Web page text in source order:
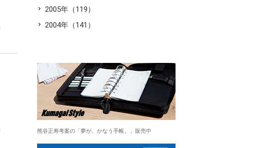
2005年（119）
2004年（141）
熊谷正寿考案の「夢が、かなう手帳。」販売中